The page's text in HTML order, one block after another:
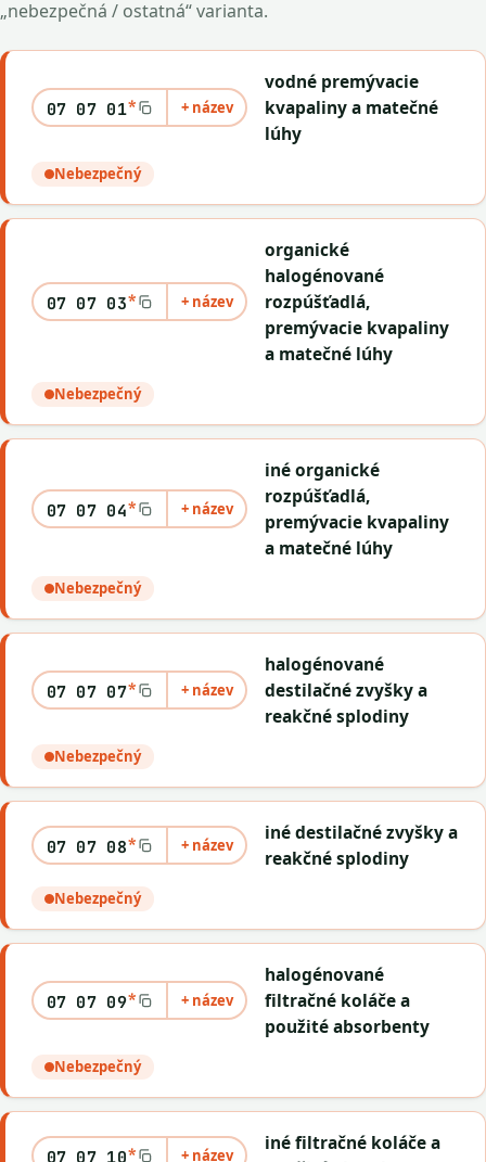
„nebezpečná / ostatná“ varianta.
07 07 01* + název
vodné premývacie
kvapaliny a matečné
lúhy
Nebezpečný
07 07 03* + název
organické
halogénované
rozpúšťadlá,
premývacie kvapaliny
a matečné lúhy
Nebezpečný
07 07 04* + název
iné organické
rozpúšťadlá,
premývacie kvapaliny
a matečné lúhy
Nebezpečný
07 07 07* + název
halogénované
destilačné zvyšky a
reakčné splodiny
Nebezpečný
07 07 08* + název
iné destilačné zvyšky a
reakčné splodiny
Nebezpečný
07 07 09* + název
halogénované
filtračné koláče a
použité absorbenty
Nebezpečný
07 07 10* + název
iné filtračné koláče a